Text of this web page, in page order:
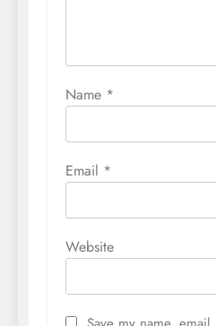
Name *
Email *
Website